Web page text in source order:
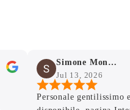
Simone Mondello
Jul 13, 2026
Personale gentilissimo